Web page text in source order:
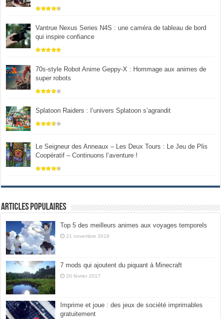
Vantrue Nexus Series N4S : une caméra de tableau de bord
qui inspire confiance
70s-style Robot Anime Geppy-X : Hommage aux animes de
super robots
Splatoon Raiders : l’univers Splatoon s’agrandit
Le Seigneur des Anneaux – Les Deux Tours : Le Jeu de Plis
Coopératif – Continuons l’aventure !
Articles populaires
Top 5 des meilleurs animes aux voyages temporels
21 novembre 2018
7 mods qui ajoutent du piquant à Minecraft
20 février 2017
Imprime et joue : des jeux de société imprimables
gratuitement